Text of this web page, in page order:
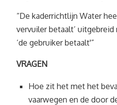
“De kaderrichtlijn Water
vervuiler betaalt’
‘de gebruiker betaalt'”
VRAGEN
Hoe zit het met het
vaarwegen en de door